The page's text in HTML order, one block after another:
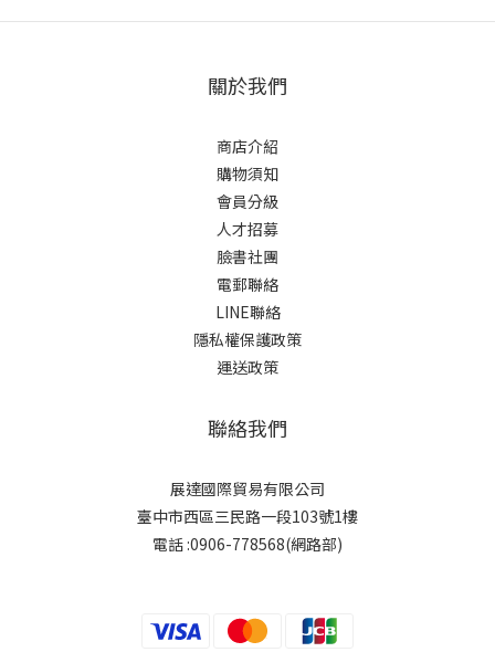
關於我們
商店介紹
購物須知
會員分級
人才招募
臉書社團
電郵聯絡
LINE聯絡
隱私權保護政策
運送政策
聯絡我們
展達國際貿易有限公司
臺中市西區三民路一段103號1樓
電話 :0906-778568(網路部)